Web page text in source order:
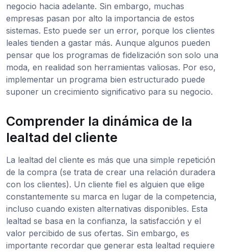
negocio hacia adelante. Sin embargo, muchas
empresas pasan por alto la importancia de estos
sistemas. Esto puede ser un error, porque los clientes
leales tienden a gastar más. Aunque algunos pueden
pensar que los programas de fidelización son solo una
moda, en realidad son herramientas valiosas. Por eso,
implementar un programa bien estructurado puede
suponer un crecimiento significativo para su negocio.
Comprender la dinámica de la
lealtad del cliente
La lealtad del cliente es más que una simple repetición
de la compra (se trata de crear una relación duradera
con los clientes). Un cliente fiel es alguien que elige
constantemente su marca en lugar de la competencia,
incluso cuando existen alternativas disponibles. Esta
lealtad se basa en la confianza, la satisfacción y el
valor percibido de sus ofertas. Sin embargo, es
importante recordar que generar esta lealtad requiere